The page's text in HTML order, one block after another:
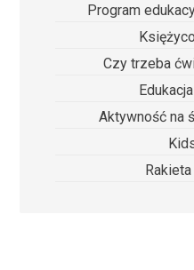
Program
Czy trzeba
Aktywność na